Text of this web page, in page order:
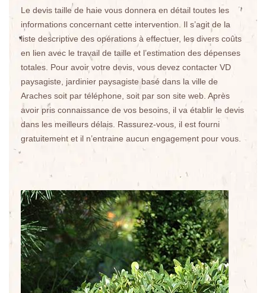
Le devis taille de haie vous donnera en détail toutes les
informations concernant cette intervention. Il s’agit de la
liste descriptive des opérations à effectuer, les divers coûts
en lien avec le travail de taille et l’estimation des dépenses
totales. Pour avoir votre devis, vous devez contacter VD
paysagiste, jardinier paysagiste basé dans la ville de
Araches soit par téléphone, soit par son site web. Après
avoir pris connaissance de vos besoins, il va établir le devis
dans les meilleurs délais. Rassurez-vous, il est fourni
gratuitement et il n’entraine aucun engagement pour vous.